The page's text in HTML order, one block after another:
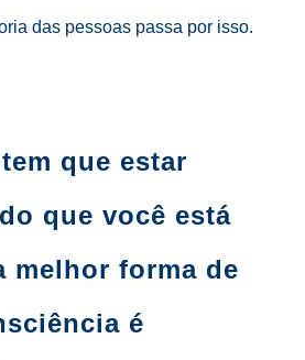
das pessoas passa por isso.
que estar
que você está
melhor forma de
é